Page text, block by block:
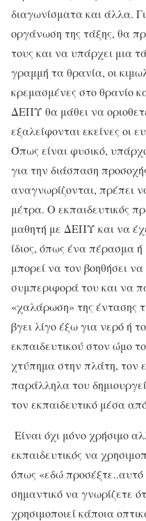
διαγωνίσματα και άλλα.
οργάνωση της τάξης, θα
τους και να υπάρχει μια
γραμμή τα θρανία, οι
κρεμασμένες στο θρανίο
ΔΕΠΥ θα μάθει να
εξαλείφονται εκείνες οι
Όπως είναι φυσικό,
για την διάσπαση
αναγνωρίζονται, πρέπει
μέτρα. Ο εκπαιδευτικός
μαθητή με ΔΕΠΥ και να
ίδιος, όπως ένα πέρασμα
μπορεί να τον βοηθήσει
συμπεριφορά του και να
«χαλάρωση» της έντασης
βγει λίγο έξω για νερό ή
εκπαιδευτικού στον ώμο
χτύπημα στην πλάτη, τον
παράλληλα του
τον εκπαιδευτικό μέσα
Είναι όχι μόνο χρήσιμο
εκπαιδευτικός να
όπως «εδώ προσέξτε..αυτό
σημαντικό να γνωρίζετε
χρησιμοποιεί κάποια